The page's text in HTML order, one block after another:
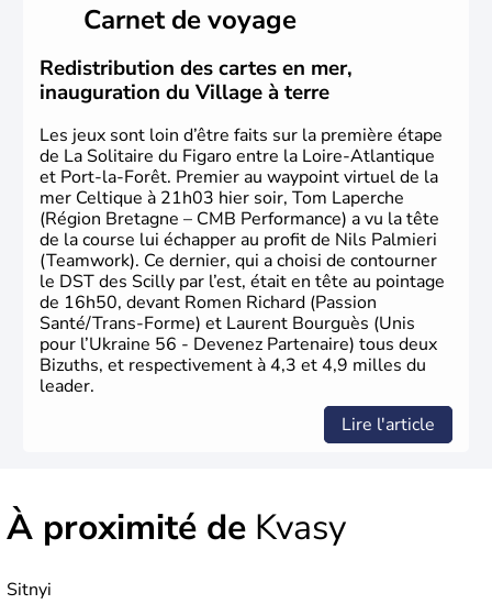
remonte au 24 août 1991. Sébastopol, Karkhov et
Odessa sont les principales villes d'Ukraine.
Carnet de voyage
Redistribution des cartes en mer,
inauguration du Village à terre
Les jeux sont loin d’être faits sur la première étape
de La Solitaire du Figaro entre la Loire-Atlantique
et Port-la-Forêt. Premier au waypoint virtuel de la
mer Celtique à 21h03 hier soir, Tom Laperche
(Région Bretagne – CMB Performance) a vu la tête
de la course lui échapper au profit de Nils Palmieri
(Teamwork). Ce dernier, qui a choisi de contourner
le DST des Scilly par l’est, était en tête au pointage
de 16h50, devant Romen Richard (Passion
Santé/Trans-Forme) et Laurent Bourguès (Unis
pour l’Ukraine 56 - Devenez Partenaire) tous deux
Bizuths, et respectivement à 4,3 et 4,9 milles du
leader.
Lire l'article
À proximité de Kvasy
Sitnyi